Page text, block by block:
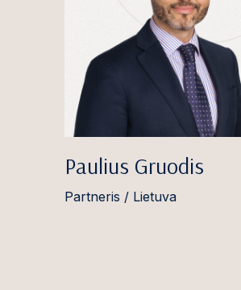
Paulius Gruodis
Partneris / Lietuva